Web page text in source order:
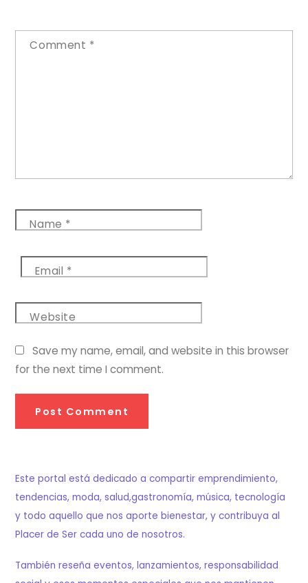
Comment *
Name *
Email *
Website
Save my name, email, and website in this browser
for the next time I comment.
Este portal está dedicado a compartir emprendimiento,
tendencias, moda, salud,gastronomía, música, tecnología
y todo aquello que nos aporte bienestar, y contribuya al
Placer de Ser cada uno de nosotros.
También reseña eventos, lanzamientos, responsabilidad